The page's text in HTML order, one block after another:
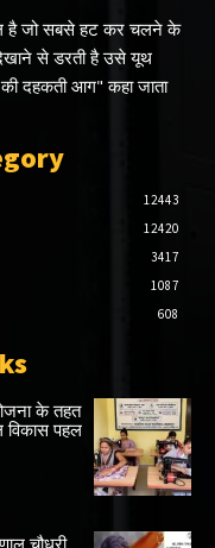
है जो सबसे हट कर चलने के
से डरती है उसे यूथ
दहकती आग" कहा जाता
12443
12420
3417
1087
608
के तहत
विकास पहल